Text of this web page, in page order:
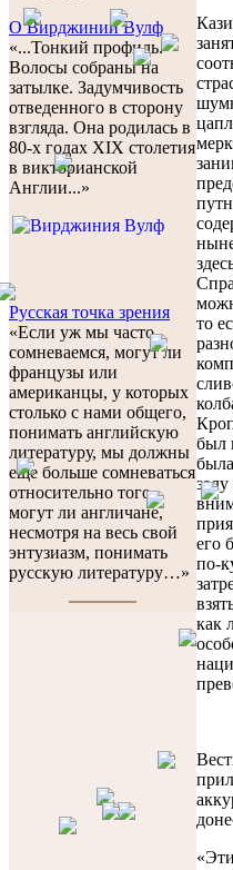
O Вирджинии Вулф
«...Тонкий профиль.
Волосы собраны на
затылке. Задумчивость
отведенного в сторону
взгляда. Она родилась в
80-х годах XIX столетия
в викторианской
Англии...»
Русская точка зрения
«Если уж мы часто
сомневаемся, могут ли
французы или
американцы, у которых
столько с нами общего,
понимать английскую
литературу, мы должны
еще больше сомневаться
относительно того,
могут ли англичане,
несмотря на весь свой
энтузиазм, понимать
русскую литературу…»
то
был
его
по-
как